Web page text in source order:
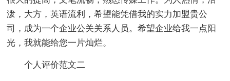
泼，大方，英语流利，希望能凭借我的实力加盟贵公
司，成为一个企业公关关系人员。希望企业给我一点阳
光，我就能给您一片灿烂。
个人评价范文二